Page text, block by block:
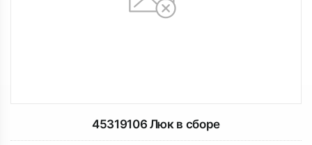
45319106 Люк в сборе